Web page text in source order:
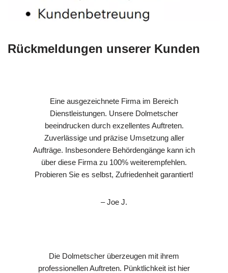
Rückmeldungen unserer Kunden
Eine ausgezeichnete Firma im Bereich
Dienstleistungen. Unsere Dolmetscher
beeindrucken durch exzellentes Auftreten.
Zuverlässige und präzise Umsetzung aller
Aufträge. Insbesondere Behördengänge kann ich
über diese Firma zu 100% weiterempfehlen.
Probieren Sie es selbst, Zufriedenheit garantiert!
– Joe J.
Die Dolmetscher überzeugen mit ihrem
professionellen Auftreten. Pünktlichkeit ist hier